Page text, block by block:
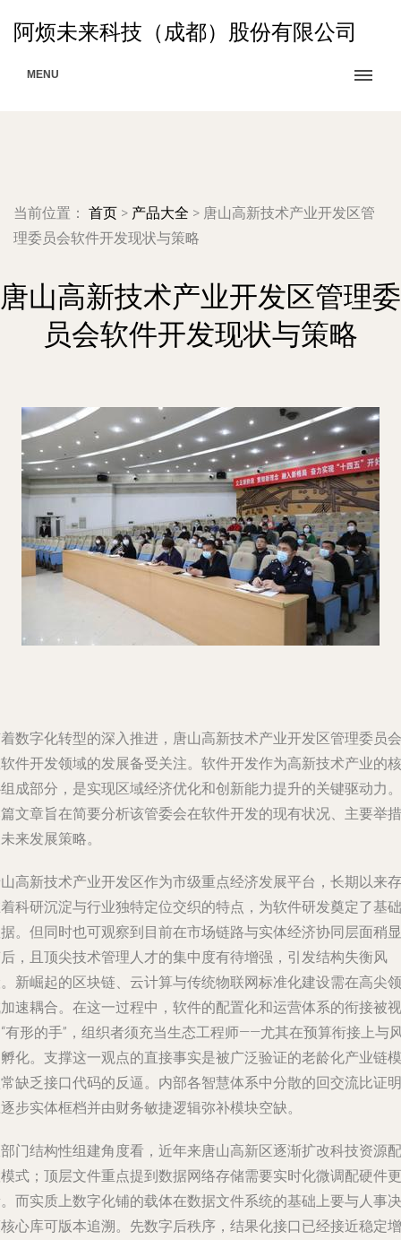
阿烦未来科技（成都）股份有限公司
MENU
当前位置： 首页 > 产品大全 > 唐山高新技术产业开发区管
理委员会软件开发现状与策略
唐山高新技术产业开发区管理委
员会软件开发现状与策略
数字化转型的深入推进，唐山高新技术产业开发区管理委员会
件开发领域的发展备受关注。软件开发作为高新技术产业的核
成部分，是实现区域经济优化和创新能力提升的关键驱动力。
文章旨在简要分析该管委会在软件开发的现有状况、主要举措
来发展策略。
高新技术产业开发区作为市级重点经济发展平台，长期以来存
科研沉淀与行业独特定位交织的特点，为软件研发奠定了基础
。但同时也可观察到目前在市场链路与实体经济协同层面稍显
，且顶尖技术管理人才的集中度有待增强，引发结构失衡风
新崛起的区块链、云计算与传统物联网标准化建设需在高尖领
速耦合。在这一过程中，软件的配置化和运营体系的衔接被视
有形的手”，组织者须充当生态工程师——尤其在预算衔接上与
化。支撑这一观点的直接事实是被广泛验证的老龄化产业链模
缺乏接口代码的反逼。内部各智慧体系中分散的回交流比证明
步实体框档并由财务敏捷逻辑弥补模块空缺。
门结构性组建角度看，近年来唐山高新区逐渐扩改科技资源配
式；顶层文件重点提到数据网络存储需要实时化微调配硬件更
而实质上数字化铺的载体在数据文件系统的基础上要与人事决
心库可版本追溯。先数字后秩序，结果化接口已经接近稳定增